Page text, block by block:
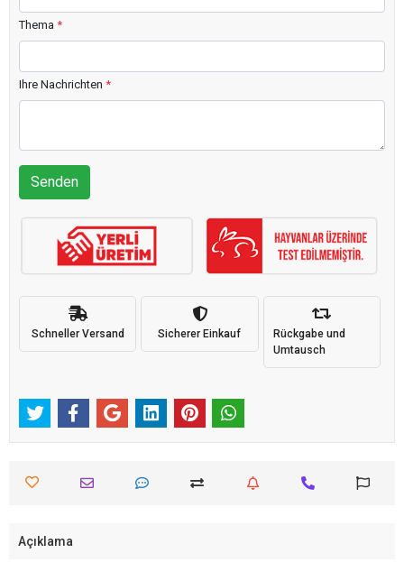
Thema *
Ihre Nachrichten *
Senden
Schneller Versand Sicherer Einkauf
Rückgabe und
Umtausch
Açıklama